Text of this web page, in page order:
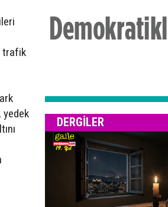
trafik
yedek
DERGILER